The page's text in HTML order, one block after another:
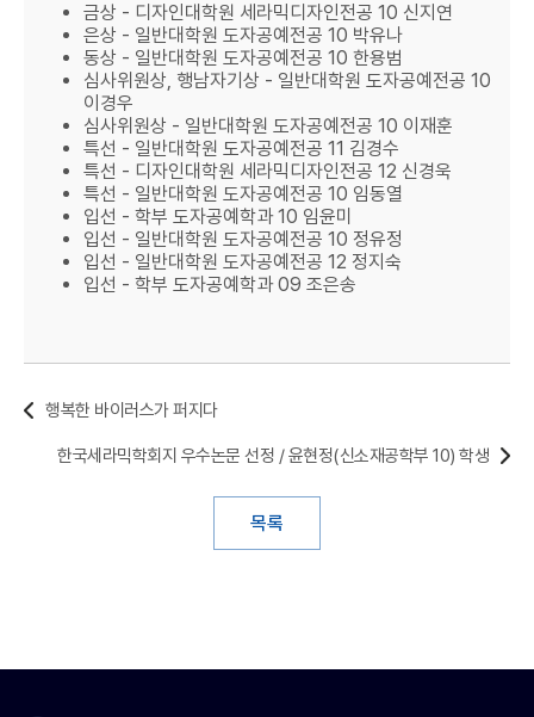
금상 - 디자인대학원 세라믹디자인전공 10 신지연
은상 - 일반대학원 도자공예전공 10 박유나
동상 - 일반대학원 도자공예전공 10 한용범
심사위원상, 행남자기상 - 일반대학원 도자공예전공 10
이경우
심사위원상 - 일반대학원 도자공예전공 10 이재훈
특선 - 일반대학원 도자공예전공 11 김경수
특선 - 디자인대학원 세라믹디자인전공 12 신경욱
특선 - 일반대학원 도자공예전공 10 임동열
입선 - 학부 도자공예학과 10 임윤미
입선 - 일반대학원 도자공예전공 10 정유정
입선 - 일반대학원 도자공예전공 12 정지숙
입선 - 학부 도자공예학과 09 조은송
행복한 바이러스가 퍼지다
목록
한국세라믹학회지 우수논문 선정 / 윤현정(신소재공학부 10) 학생